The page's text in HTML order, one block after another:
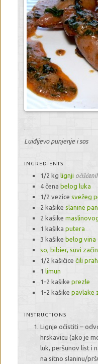
Luiđijevo punjenje i sos
INGREDIENTS
1/2 kg lignji
4 čena belog luka
1/2 vezice svežeg
2 kašikeslanine
2 kašike
1 kašika putera
3 kašike belog vina
so, bibier, suvi začin
1/2 kašičice čili
1limun
1-2 kašike prezle
1-2 kašikepavlake
INSTRUCTIONS
Lignje očistiti –
hrskavicu (ako je
luk, peršunov list i
na sitno slaninu/